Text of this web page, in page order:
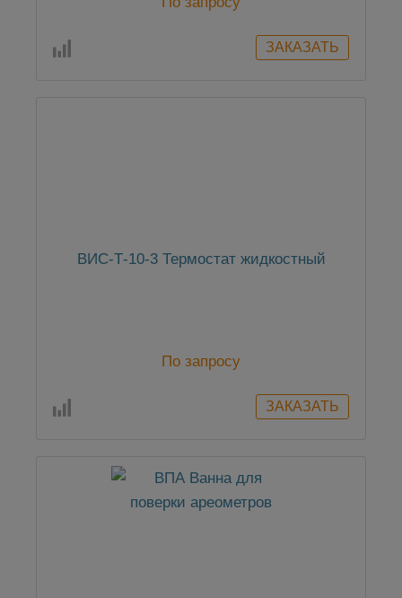
ВИС-Т-10-3 Термостат жидкостный
По запросу